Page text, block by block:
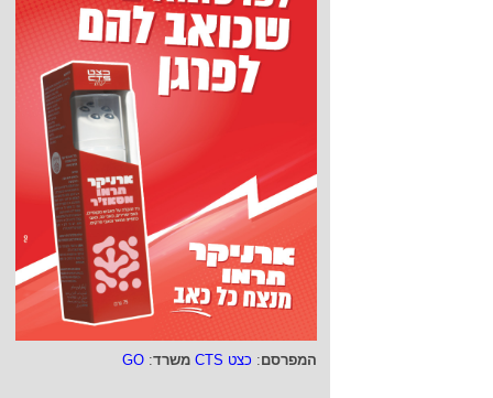
המפרסם: כצט CTS משרד:
GO